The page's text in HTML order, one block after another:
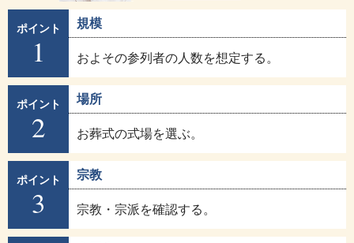
ポイント
1
規模
およその参列者の人数を想定する。
ポイント
2
場所
お葬式の式場を選ぶ。
ポイント
3
宗教
宗教・宗派を確認する。